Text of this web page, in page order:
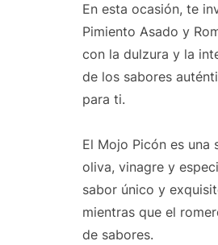
En esta ocasión, te
Pimiento Asado y
con la dulzura y la
de los sabores
para ti.
El Mojo Picón es una
oliva, vinagre y
sabor único y
mientras que el
de sabores.